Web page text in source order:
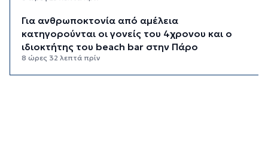
Για ανθρωποκτονία από αμέλεια
κατηγορούνται οι γονείς του 4χρονου και ο
ιδιοκτήτης του beach bar στην Πάρο
8 ώρες 32 λεπτά πρίν